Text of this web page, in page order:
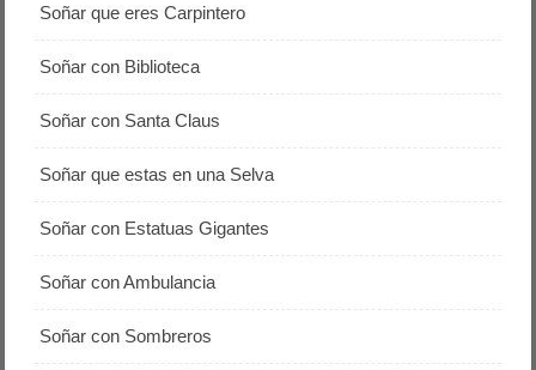
Soñar que eres Carpintero
Soñar con Biblioteca
Soñar con Santa Claus
Soñar que estas en una Selva
Soñar con Estatuas Gigantes
Soñar con Ambulancia
Soñar con Sombreros